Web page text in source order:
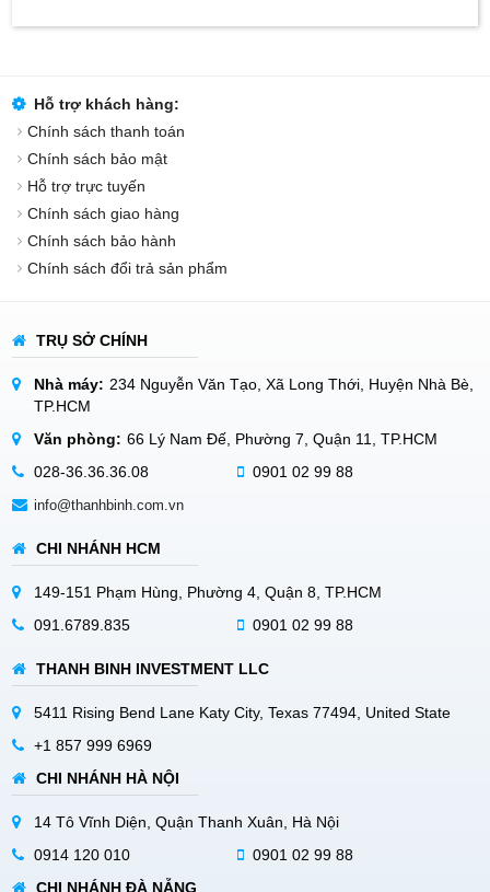
Hỗ trợ khách hàng:
Chính sách thanh toán
Chính sách bảo mật
Hỗ trợ trực tuyến
Chính sách giao hàng
Chính sách bảo hành
Chính sách đổi trả sản phẩm
TRỤ SỞ CHÍNH
Nhà máy: 234 Nguyễn Văn Tạo, Xã Long Thới, Huyện Nhà Bè,
TP.HCM
Văn phòng: 66 Lý Nam Đế, Phường 7, Quận 11, TP.HCM
028-36.36.36.08
0901 02 99 88
info@thanhbinh.com.vn
CHI NHÁNH HCM
149-151 Phạm Hùng, Phường 4, Quận 8, TP.HCM
091.6789.835
0901 02 99 88
THANH BINH INVESTMENT LLC
5411 Rising Bend Lane Katy City, Texas 77494, United State
+1 857 999 6969
CHI NHÁNH HÀ NỘI
14 Tô Vĩnh Diện, Quận Thanh Xuân, Hà Nội
0914 120 010
0901 02 99 88
CHI NHÁNH ĐÀ NẴNG